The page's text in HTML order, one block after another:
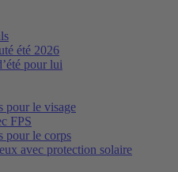
été 2026
pour lui
pour le visage
FPS
pour le corps
avec protection solaire